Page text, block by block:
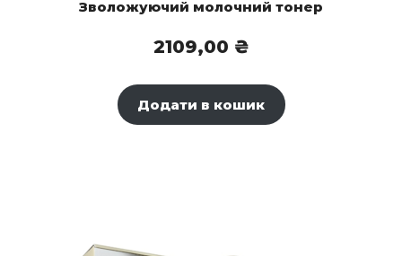
Зволожуючий молочний тонер
2109,00 ₴
Додати в кошик